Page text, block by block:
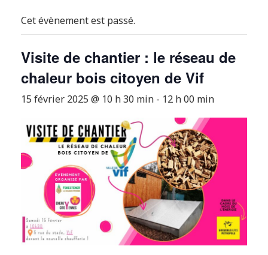
Cet évènement est passé.
Visite de chantier : le réseau de
chaleur bois citoyen de Vif
15 février 2025 @ 10 h 30 min - 12 h 00 min